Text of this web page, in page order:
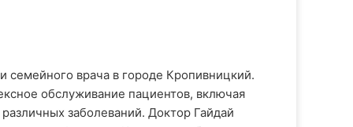
семейного врача в городе Кропивницкий.
обслуживание пациентов, включая
заболеваний. Доктор Гайдай